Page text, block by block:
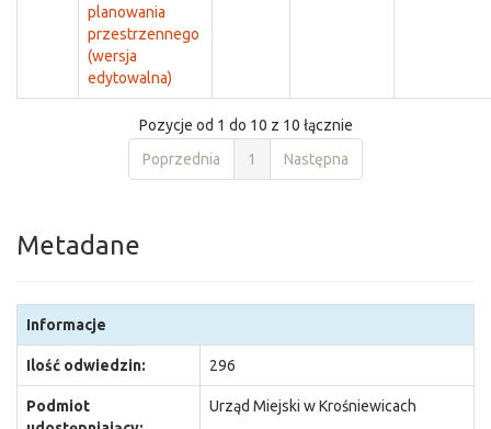
planowania
przestrzennego
(wersja
edytowalna)
Pozycje od 1 do 10 z 10 łącznie
Poprzednia
1 Następna
Metadane
Informacje
Ilość odwiedzin: 296
Podmiot
Urząd Miejski w Krośniewicach